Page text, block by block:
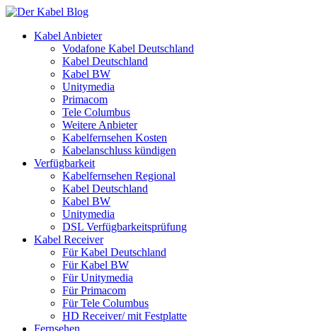
Kabel Anbieter
Vodafone Kabel Deutschland
Kabel Deutschland
Kabel BW
Unitymedia
Primacom
Tele Columbus
Weitere Anbieter
Kabelfernsehen Kosten
Kabelanschluss kündigen
Verfügbarkeit
Kabelfernsehen Regional
Kabel Deutschland
Kabel BW
Unitymedia
DSL Verfügbarkeitsprüfung
Kabel Receiver
Für Kabel Deutschland
Für Kabel BW
Für Unitymedia
Für Primacom
Für Tele Columbus
HD Receiver/ mit Festplatte
Fernsehen